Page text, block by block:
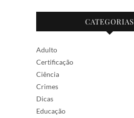
CATEGORIAS
Adulto
Certificação
Ciência
Crimes
Dicas
Educação